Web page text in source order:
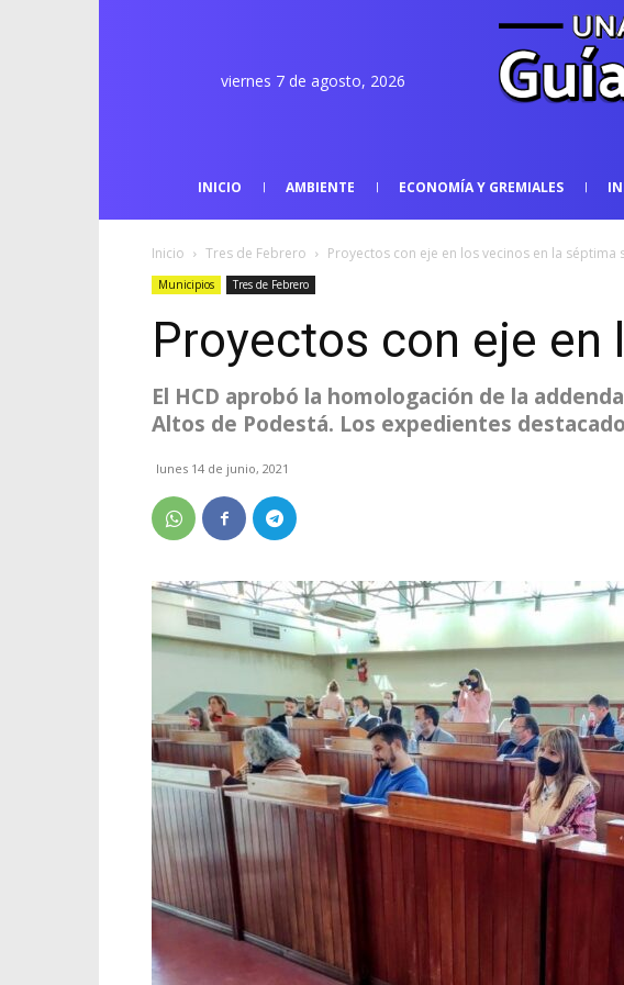
viernes 7 de agosto, 2026
INICIO AMBIENTE ECONOMÍA Y GREMIALES
Inicio Tres de Febrero Proyectos con eje en los vecinos en la séptima
Municipios Tres de Febrero
Proyectos con eje
El HCD aprobó la homologación de la
Altos de Podestá. Los expedientes
lunes 14 de junio, 2021